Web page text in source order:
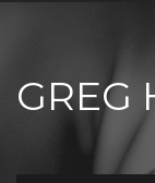
GREG